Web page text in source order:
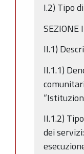
I.2) Tipo
SEZIONE
II.1)
II.1.1)
II.1.2)
dei